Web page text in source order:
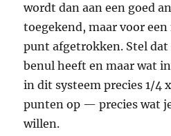
wordt dan aan een goed
toegekend, maar voor
punt afgetrokken. Stel
benul heeft en maar wat
in dit systeem precies 1/4
punten op — precies wat
willen.